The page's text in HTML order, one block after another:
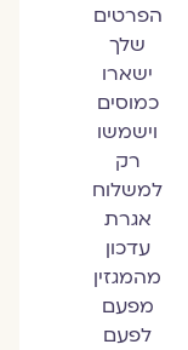
הפרטים
שלך
ישארו
כמוסים
וישמשו
רק
למשלוח
אגרת
עדכון
מהמגזין
מפעם
לפעם